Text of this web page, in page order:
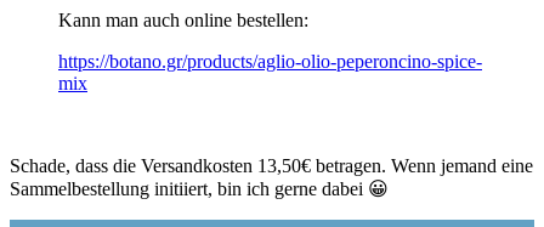
Kann man auch online bestellen:
https://botano.gr/products/aglio-olio-peperoncino-spice-
mix
Schade, dass die Versandkosten 13,50€ betragen. Wenn jemand eine
Sammelbestellung initiiert, bin ich gerne dabei 😀